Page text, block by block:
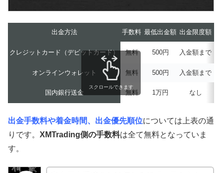
出金方法 手数料 最低出金額 出金限度額
クレジットカード（デビットカード） 無料 500円 入金額まで
オンラインウォレット 無料 500円 入金額まで
国内銀行送金 無料 1万円 なし
スクロールできます
出金手数料や着金時間、出金優先順位については上表の通
りです。 XMTrading側の手数料は全て無料となっていま
す。